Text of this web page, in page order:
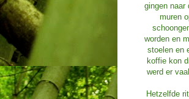
gingen naar
muren
worden en
stoelen en
koffie kon
werd er
Hetzelfde